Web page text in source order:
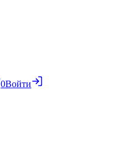
0Войти